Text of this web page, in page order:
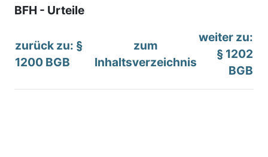
BFH - Urteile
zurück zu: §
1200 BGB
zum
Inhaltsverzeichnis
weiter zu:
§ 1202
BGB